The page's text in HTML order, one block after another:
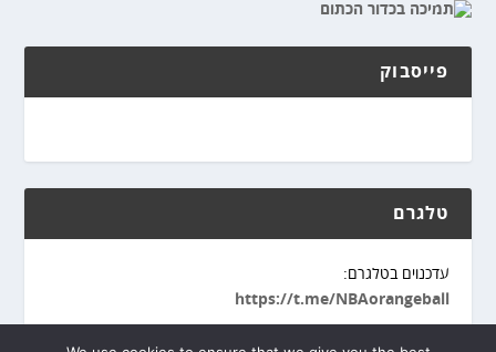
פייסבוק
טלגרם
עדכנוים בטלגרם:
https://t.me/NBAorangeball